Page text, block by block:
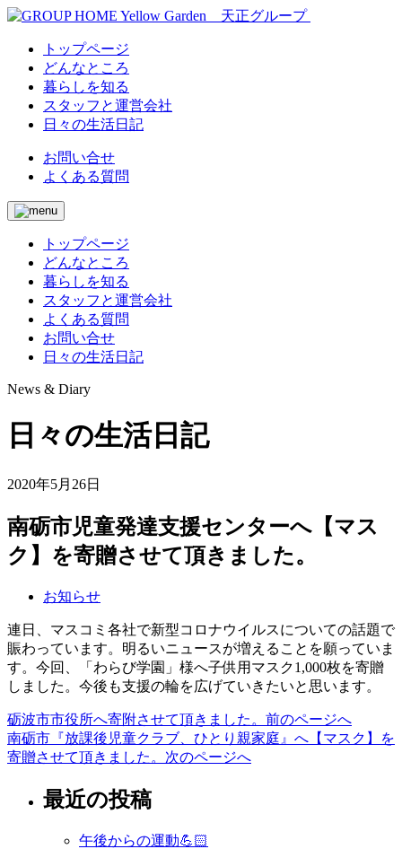
トップページ
どんなところ
暮らしを知る
スタッフと運営会社
日々の生活日記
お問い合せ
よくある質問
トップページ
どんなところ
暮らしを知る
スタッフと運営会社
よくある質問
お問い合せ
日々の生活日記
News & Diary
日々の生活日記
2020年5月26日
南砺市児童発達支援センターへ【マス
ク】を寄贈させて頂きました。
お知らせ
連日、マスコミ各社で新型コロナウイルスについての話題で
賑わっています。明るいニュースが増えることを願っていま
す。今回、「わらび学園」様へ子供用マスク1,000枚を寄贈
しました。今後も支援の輪を広げていきたいと思います。
投
稿
砺波市市役所へ寄附させて頂きました。 前のページへ
南砺市『放課後児童クラブ、ひとり親家庭』へ【マスク】を
寄贈させて頂きました。 次のページへ
最近の投稿
午後からの運動💪🏻